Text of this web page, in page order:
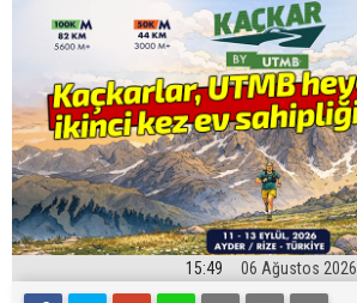
15:49 06 Ağustos 2026